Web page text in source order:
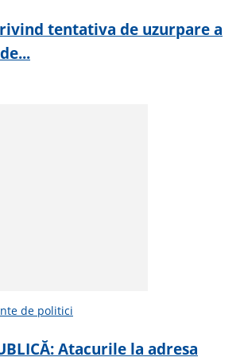
tentativa de uzurpare a
de politici
Atacurile la adresa